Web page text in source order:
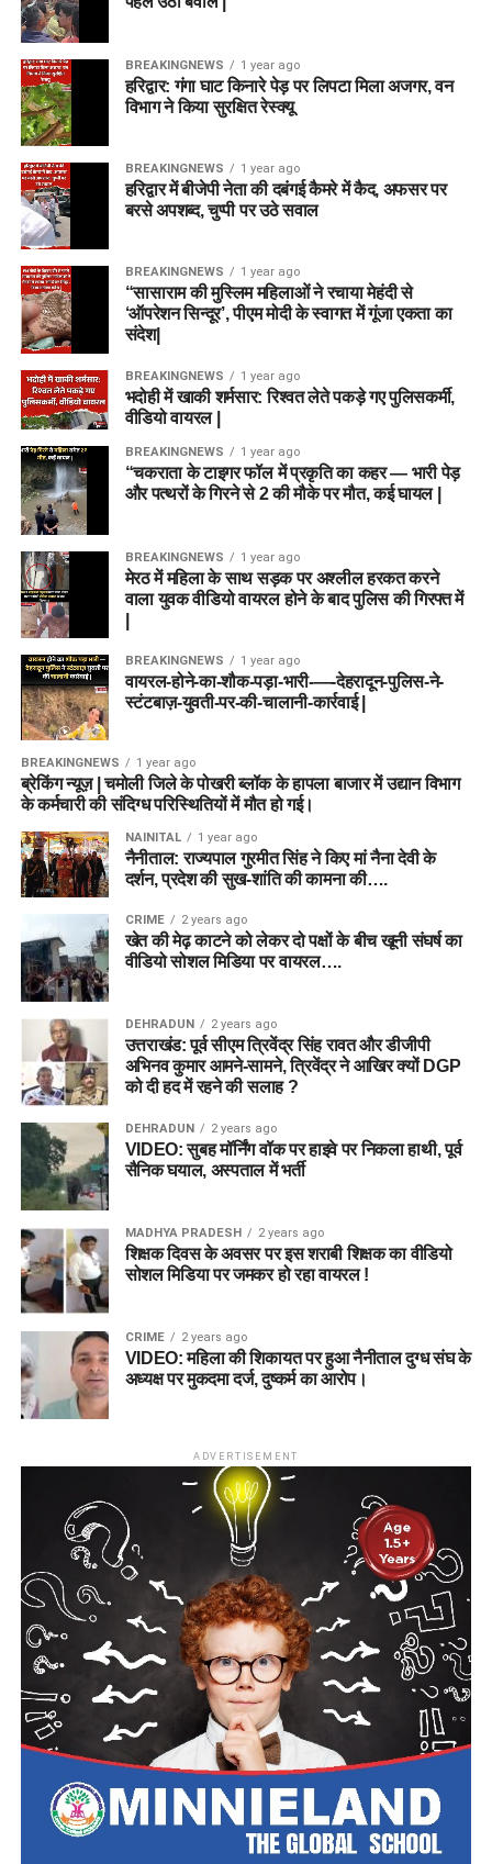
BREAKINGNEWS 1 year ago
हरिद्वार: गंगा घाट किनारे पेड़ पर लिपटा मिला अजगर, वन
विभाग ने किया सुरक्षित रेस्क्यू
BREAKINGNEWS 1 year ago
हरिद्वार में बीजेपी नेता की दबंगई कैमरे में कैद, अफसर पर
बरसे अपशब्द, चुप्पी पर उठे सवाल
BREAKINGNEWS 1 year ago
“सासाराम की मुस्लिम महिलाओं ने रचाया मेहंदी से
‘ऑपरेशन सिन्दूर’, पीएम मोदी के स्वागत में गूंजा एकता का
संदेश|
BREAKINGNEWS 1 year ago
भदोही में खाकी शर्मसार: रिश्वत लेते पकड़े गए पुलिसकर्मी,
वीडियो वायरल |
BREAKINGNEWS 1 year ago
“चकराता के टाइगर फॉल में प्रकृति का कहर — भारी पेड़
और पत्थरों के गिरने से 2 की मौके पर मौत, कई घायल |
BREAKINGNEWS 1 year ago
मेरठ में महिला के साथ सड़क पर अश्लील हरकत करने
वाला युवक वीडियो वायरल होने के बाद पुलिस की गिरफ्त में
BREAKINGNEWS 1 year ago
वायरल-होने-का-शौक-पड़ा-भारी-—-देहरादून-पुलिस-ने-
स्टंटबाज़-युवती-पर-की-चालानी-कार्रवाई |
BREAKINGNEWS 1 year ago
ब्रेकिंग न्यूज़ | चमोली जिले के पोखरी ब्लॉक के हापला बाजार में उद्यान विभाग
के कर्मचारी की संदिग्ध परिस्थितियों में मौत हो गई।
NAINITAL 1 year ago
नैनीताल: राज्यपाल गुरमीत सिंह ने किए मां नैना देवी के
दर्शन, प्रदेश की सुख-शांति की कामना की….
CRIME 2 years ago
खेत की मेढ़ काटने को लेकर दो पक्षों के बीच खूनी संघर्ष का
वीडियो सोशल मिडिया पर वायरल….
DEHRADUN 2 years ago
उत्तराखंड: पूर्व सीएम त्रिवेंद्र सिंह रावत और डीजीपी
अभिनव कुमार आमने-सामने, त्रिवेंद्र ने आखिर क्यों DGP
को दी हद में रहने की सलाह ?
DEHRADUN 2 years ago
VIDEO: सुबह मॉर्निंग वॉक पर हाइवे पर निकला हाथी, पूर्व
सैनिक घयाल, अस्पताल में भर्ती
MADHYA PRADESH 2 years ago
शिक्षक दिवस के अवसर पर इस शराबी शिक्षक का वीडियो
सोशल मिडिया पर जमकर हो रहा वायरल !
CRIME 2 years ago
VIDEO: महिला की शिकायत पर हुआ नैनीताल दुग्ध संघ के
अध्यक्ष पर मुकदमा दर्ज, दुष्कर्म का आरोप।
ADVERTISEMENT